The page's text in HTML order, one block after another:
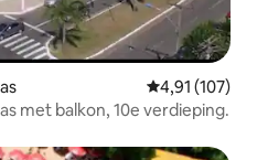
Gemiddelde
4,91 (107)
met balkon, 10e verdieping.